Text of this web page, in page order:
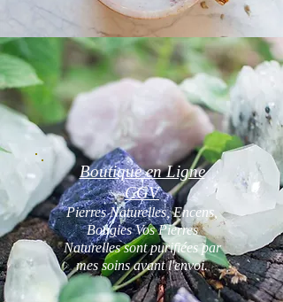
Boutique en Ligne
CGV
Pierres Naturelles, Encens,
Bougies Vos Pierres
Naturelles sont purifiées par
mes soins avant l'envoi.